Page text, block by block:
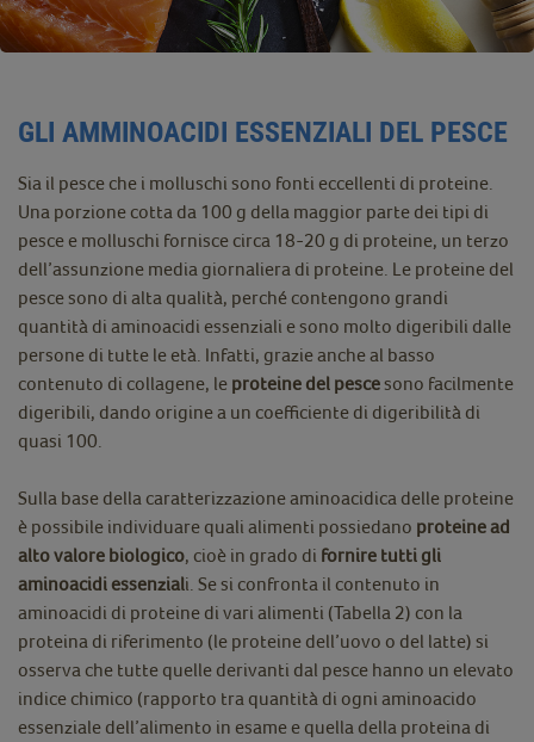
GLI AMMINOACIDI ESSENZIALI DEL PESCE
Sia il pesce che i molluschi sono fonti eccellenti di proteine.
Una porzione cotta da 100 g della maggior parte dei tipi di
pesce e molluschi fornisce circa 18-20 g di proteine, un terzo
dell’assunzione media giornaliera di proteine. Le proteine del
pesce sono di alta qualità, perché contengono grandi
quantità di aminoacidi essenziali e sono molto digeribili dalle
persone di tutte le età. Infatti, grazie anche al basso
contenuto di collagene, le proteine del pescesono facilmente
digeribili, dando origine a un coefficiente di digeribilità di
quasi 100.
Sulla base della caratterizzazione aminoacidica delle proteine
è possibile individuare quali alimenti possiedano proteine ad
alto valore biologico , cioè in grado di fornire tutti gli
aminoacidi essenziali. Se si confronta il contenuto in
aminoacidi di proteine di vari alimenti (Tabella 2) con la
proteina di riferimento (le proteine dell’uovo o del latte) si
osserva che tutte quelle derivanti dal pesce hanno un elevato
indice chimico (rapporto tra quantità di ogni aminoacido
essenziale dell’alimento in esame e quella della proteina di